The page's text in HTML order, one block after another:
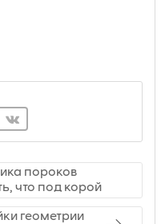
пороков
что под корой
геометрии